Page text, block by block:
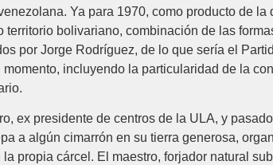
Ya para 1970, como producto de
bolivariano, combinación de las
por Jorge Rodríguez, de lo que sería el
incluyendo la particularidad de la
ex presidente de centros de la ULA, y
a algún cimarrón en su tierra generosa,
propia cárcel. El maestro, forjador natural